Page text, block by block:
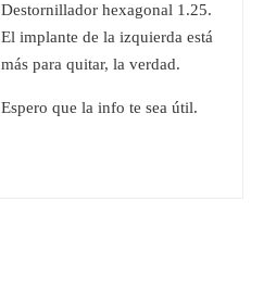
Destornillador hexagonal 1.25.
El implante de la izquierda está
más para quitar, la verdad.
Espero que la info te sea útil.